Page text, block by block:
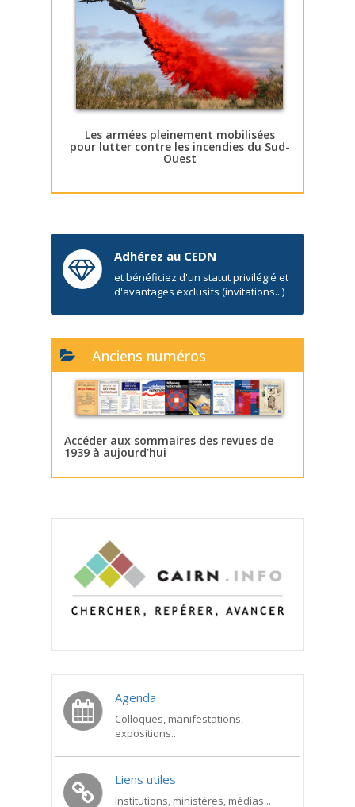
Les armées pleinement mobilisées
pour lutter contre les incendies du Sud-
Ouest
Adhérez au CEDN
et bénéficiez d'un statut privilégié et
d'avantages exclusifs (invitations...)
Anciens numéros
Accéder aux sommaires des revues de
1939 à aujourd’hui
Agenda
Colloques, manifestations,
expositions...
Liens utiles
Institutions, ministères, médias...